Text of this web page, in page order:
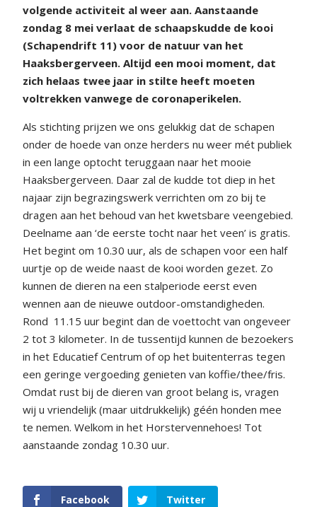
volgende activiteit al weer aan. Aanstaande
zondag 8 mei verlaat de schaapskudde de kooi
(Schapendrift 11) voor de natuur van het
Haaksbergerveen. Altijd een mooi moment, dat
zich helaas twee jaar in stilte heeft moeten
voltrekken vanwege de coronaperikelen.
Als stichting prijzen we ons gelukkig dat de schapen
onder de hoede van onze herders nu weer mét publiek
in een lange optocht teruggaan naar het mooie
Haaksbergerveen. Daar zal de kudde tot diep in het
najaar zijn begrazingswerk verrichten om zo bij te
dragen aan het behoud van het kwetsbare veengebied.
Deelname aan ‘de eerste tocht naar het veen’ is gratis.
Het begint om 10.30 uur, als de schapen voor een half
uurtje op de weide naast de kooi worden gezet. Zo
kunnen de dieren na een stalperiode eerst even
wennen aan de nieuwe outdoor-omstandigheden.
Rond 11.15 uur begint dan de voettocht van ongeveer
2 tot 3 kilometer. In de tussentijd kunnen de bezoekers
in het Educatief Centrum of op het buitenterras tegen
een geringe vergoeding genieten van koffie/thee/fris.
Omdat rust bij de dieren van groot belang is, vragen
wij u vriendelijk (maar uitdrukkelijk) géén honden mee
te nemen. Welkom in het Horstervennehoes! Tot
aanstaande zondag 10.30 uur.
Facebook Twitter